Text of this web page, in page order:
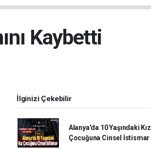
Kaybetti
İlginizi Çekebilir
Alanya'da 10 Yaşındaki Kız
Çocuğuna Cinsel İstismar